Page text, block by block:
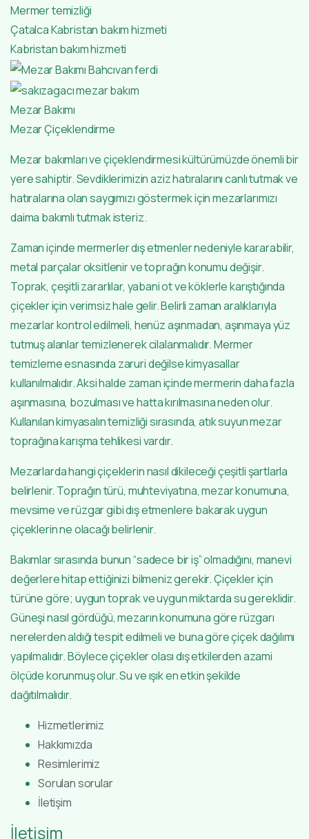
Mermer temizliği
Çatalca Kabristan bakım hizmeti
Kabristan bakım hizmeti
Mezar Bakımı
Mezar Çiçeklendirme
Mezar bakımları ve çiçeklendirmesi kültürümüzde önemli bir
yere sahiptir. Sevdiklerimizin aziz hatıralarını canlı tutmak ve
hatıralarına olan saygımızı göstermek için mezarlarımızı
daima bakımlı tutmak isteriz.
Zaman içinde mermerler dış etmenler nedeniyle kararabilir,
metal parçalar oksitlenir ve toprağın konumu değişir.
Toprak, çeşitli zararlılar, yabani ot ve köklerle karıştığında
çiçekler için verimsiz hale gelir. Belirli zaman aralıklarıyla
mezarlar kontrol edilmeli, henüz aşınmadan, aşınmaya yüz
tutmuş alanlar temizlenerek cilalanmalıdır. Mermer
temizleme esnasında zaruri değilse kimyasallar
kullanılmalıdır. Aksi halde zaman içinde mermerin daha fazla
aşınmasına, bozulması ve hatta kırılmasına neden olur.
Kullanılan kimyasalın temizliği sırasında, atık suyun mezar
toprağına karışma tehlikesi vardır.
Mezarlarda hangi çiçeklerin nasıl dikileceği çeşitli şartlarla
belirlenir. Toprağın türü, muhteviyatına, mezar konumuna,
mevsime ve rüzgar gibi dış etmenlere bakarak uygun
çiçeklerin ne olacağı belirlenir.
Bakımlar sırasında bunun “sadece bir iş” olmadığını, manevi
değerlere hitap ettiğinizi bilmeniz gerekir. Çiçekler için
türüne göre; uygun toprak ve uygun miktarda su gereklidir.
Güneşi nasıl gördüğü, mezarın konumuna göre rüzgarı
nerelerden aldığı tespit edilmeli ve buna göre çiçek dağılımı
yapılmalıdır. Böylece çiçekler olası dış etkilerden azami
ölçüde korunmuş olur. Su ve ışık en etkin şekilde
dağıtılmalıdır.
Hizmetlerimiz
Hakkımızda
Resimlerimiz
Sorulan sorular
İletişim
İletişim